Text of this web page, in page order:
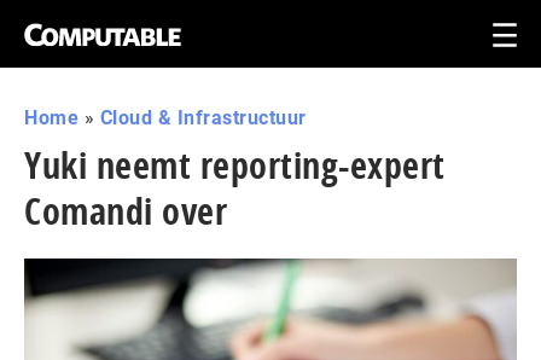
Home » Cloud & Infrastructuur
Yuki neemt reporting-expert
Comandi over